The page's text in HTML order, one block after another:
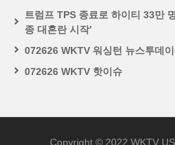
트럼프 TPS 종료로 하이티 33만
종 대혼란 시작’
072626 WKTV 워싱턴 뉴스투데
072626 WKTV 핫이슈
Copyright © 2022 WKTV